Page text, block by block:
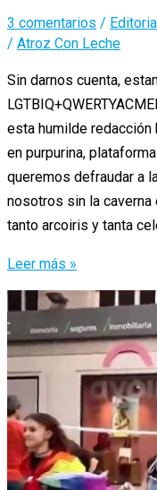
3 comentarios /
/ Atroz Con Leche
Sin darnos cuenta,
esta humilde
en purpurina,
queremos defraudar a
nosotros sin la
tanto arcoiris y tanta
¿Qué
vas
a
echar
de
menos
en
el
World
Pride?
Leer más »